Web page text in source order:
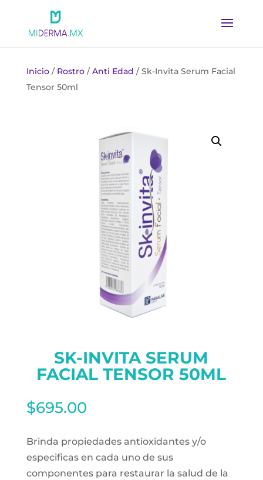
Inicio/ Rostro/Anti Edad / Sk-Invita Serum Facial
Tensor 50ml
SK-INVITA SERUM
FACIAL TENSOR 50ML
$695.00
Brinda propiedades antioxidantes y/o
especificas en cada uno de sus
componentes para restaurar la salud de la